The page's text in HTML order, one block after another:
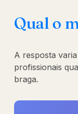
Qual o
A resposta
profissionais
braga.